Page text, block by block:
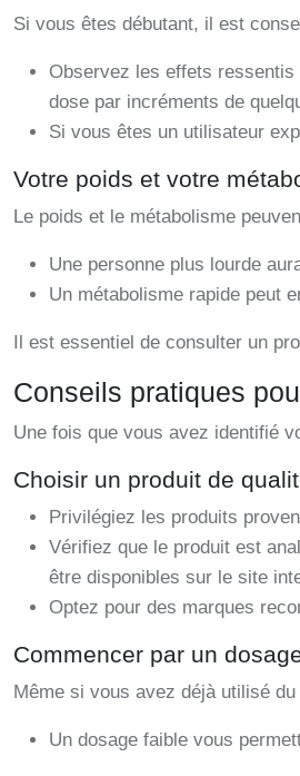
Si vous êtes débutant, il est
Observez les effets ressentis
dose par incréments de
Si vous êtes un utilisateur
Votre poids et votre
Le poids et le métabolisme
Une personne plus lourde
Un métabolisme rapide peut
Il est essentiel de consulter un
Conseils pratiques
Une fois que vous avez identifié
Choisir un produit de
Privilégiez les produits
Vérifiez que le produit est
être disponibles sur le site
Optez pour des marques
Commencer par un
Même si vous avez déjà utilisé
Un dosage faible vous